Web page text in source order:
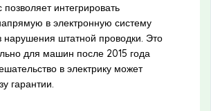
интегрировать
в электронную систему
нарушения штатной проводки. Это
для машин после 2015 года
в электрику может
гарантии.